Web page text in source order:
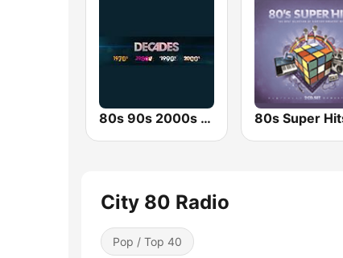
80s 90s 2000s Super Hits 80s Super
City 80 Radio
Pop / Top 40